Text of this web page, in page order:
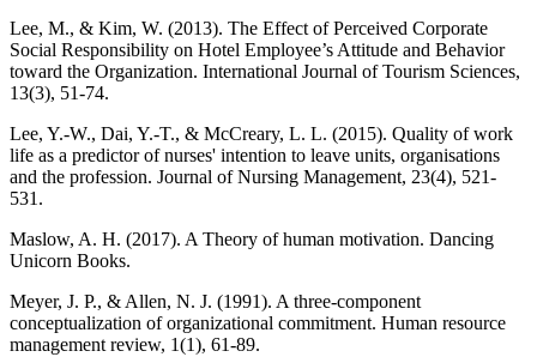
Lee, M., & Kim, W. (2013). The Effect of Perceived Corporate
Social Responsibility on Hotel Employee’s Attitude and Behavior
toward the Organization. International Journal of Tourism Sciences,
13(3), 51-74.
Lee, Y.-W., Dai, Y.-T., & McCreary, L. L. (2015). Quality of work
life as a predictor of nurses' intention to leave units, organisations
and the profession. Journal of Nursing Management, 23(4), 521-
531.
Maslow, A. H. (2017). A Theory of human motivation. Dancing
Unicorn Books.
Meyer, J. P., & Allen, N. J. (1991). A three-component
conceptualization of organizational commitment. Human resource
management review, 1(1), 61-89.